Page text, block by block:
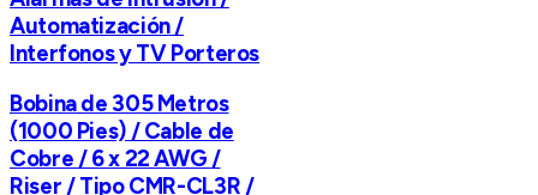
Automatización /
Interfonos y TV Porteros
Bobina de 305 Metros
(1000 Pies) / Cable de
Cobre / 6 x 22 AWG /
Riser / Tipo CMR-CL3R /